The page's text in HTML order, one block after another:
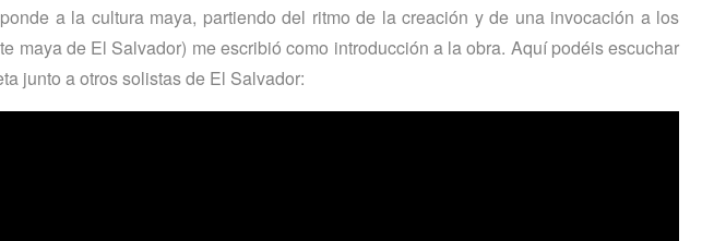
a la cultura maya, partiendo del ritmo de la creación y de una invocación a los
maya de El Salvador) me escribió como introducción a la obra. Aquí podéis escuchar
junto a otros solistas de El Salvador: